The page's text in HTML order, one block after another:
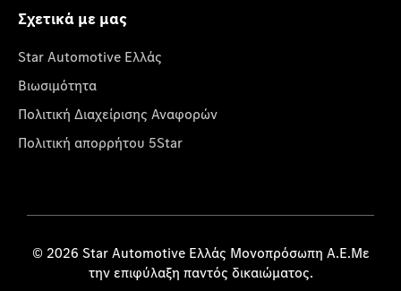
Σχετικά με μας
Star Automotive Ελλάς
Βιωσιμότητα
Πολιτική Διαχείρισης Αναφορών
Πολιτική απορρήτου 5Star
© 2026 Star Automotive Ελλάς Μονοπρόσωπη Α.Ε.Με
την επιφύλαξη παντός δικαιώματος.